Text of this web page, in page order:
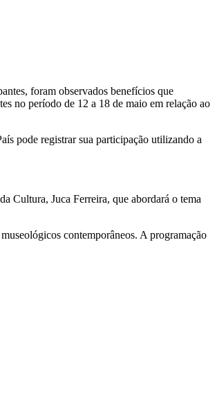
foram observados benefícios que
no período de 12 a 18 de maio em relação ao
pode registrar sua participação utilizando a
Cultura, Juca Ferreira, que abordará o tema
contemporâneos. A programação